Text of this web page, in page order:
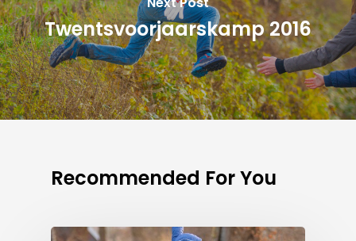
Twentsvoorjaarskamp 2016
Recommended For You